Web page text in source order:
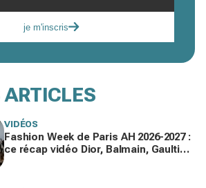
je m'inscris
ARTICLES
VIDÉOS
Fashion Week de Paris AH 2026-2027 :
ce récap vidéo Dior, Balmain, Gaultier